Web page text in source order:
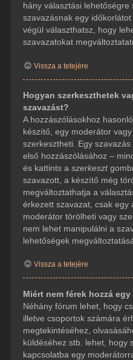
hány választási
szavazásnak egy
végül választhatsz, hogy
szavazatokat
Vissza a tetejére
Hogyan szerkeszthetek
szavazást?
A hozzászólásokhoz
készítő, egy moderátor
szerkesztheti. Egy
első hozzászólásához –
és kattints a szerkeszt
szavazott, a készítő még
megváltoztathatja a
érkezett szavazat, csak egy
moderátor törölheti vagy
nem lehet manipulálni a
lehetőségek
Vissza a tetejére
Miért nem férek hozzá
Néhány fórum lehet, hogy
illetve csoportok számára
megtekintéséhez,
küldéséhez stb. lehet, hogy
kapcsolatba egy